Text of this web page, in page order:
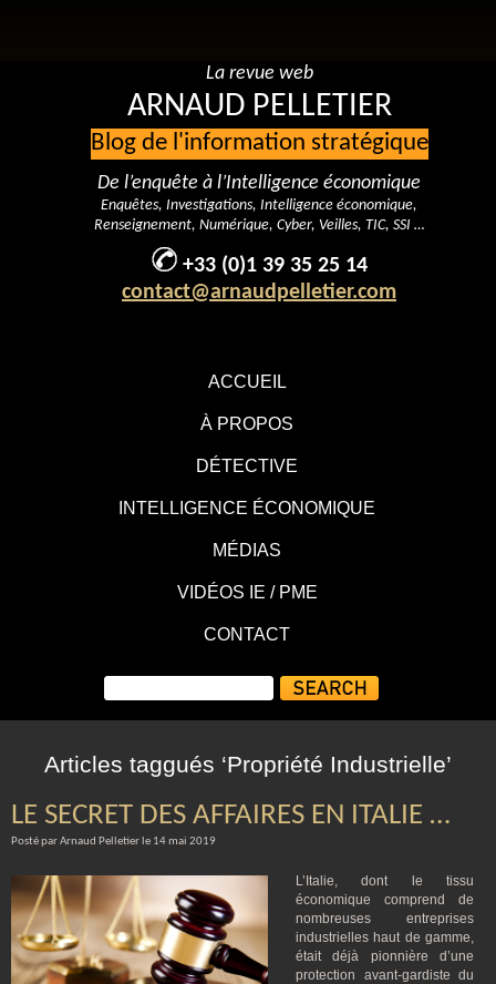
ACCUEIL
À PROPOS
DÉTECTIVE
INTELLIGENCE ÉCONOMIQUE
MÉDIAS
VIDÉOS IE / PME
CONTACT
La revue web
ARNAUD PELLETIER
Blog de l'information stratégique
De l’enquête à l’Intelligence économique
Enquêtes, Investigations, Intelligence économique,
Renseignement, Numérique, Cyber, Veilles, TIC, SSI …
+33 (0)1 39 35 25 14
contact@arnaudpelletier.com
Articles taggués ‘Propriété Industrielle’
LE SECRET DES AFFAIRES EN ITALIE …
Posté par Arnaud Pelletier le 14 mai 2019
L’Italie, dont le tissu
économique comprend de
nombreuses entreprises
industrielles haut de gamme,
était déjà pionnière d’une
protection avant-gardiste du